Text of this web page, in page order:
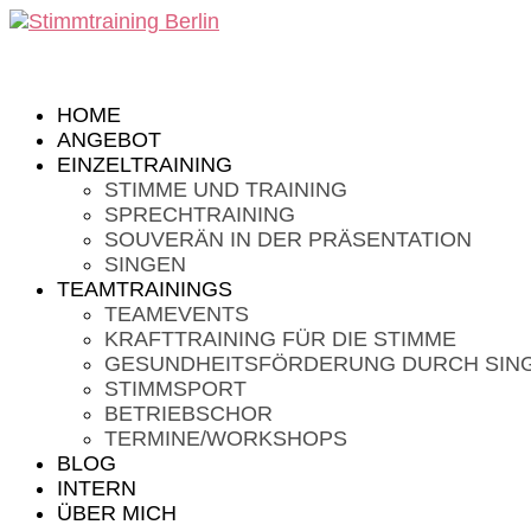
HOME
ANGEBOT
EINZELTRAINING
STIMME UND TRAINING
SPRECHTRAINING
SOUVERÄN IN DER PRÄSENTATION
SINGEN
TEAMTRAININGS
TEAMEVENTS
KRAFTTRAINING FÜR DIE STIMME
GESUNDHEITSFÖRDERUNG DURCH
STIMMSPORT
BETRIEBSCHOR
TERMINE/WORKSHOPS
BLOG
INTERN
ÜBER MICH